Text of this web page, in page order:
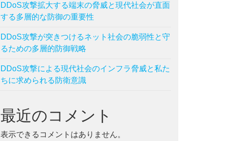
DDoS攻撃拡大する端末の脅威と現代社会が直面
する多層的な防御の重要性
DDoS攻撃が突きつけるネット社会の脆弱性と守
るための多層的防御戦略
DDoS攻撃による現代社会のインフラ脅威と私た
ちに求められる防衛意識
最近のコメント
表示できるコメントはありません。